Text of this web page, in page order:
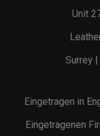
Unit
Surrey
Eingetragen in
Eingetragenen